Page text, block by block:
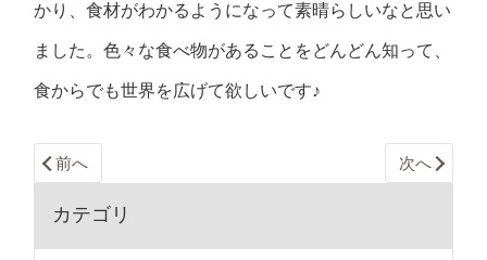
かり、食材がわかるようになって素晴らしいなと思い
ました。色々な食べ物があることをどんどん知って、
食からでも世界を広げて欲しいです♪
前へ 次へ
カテゴリ